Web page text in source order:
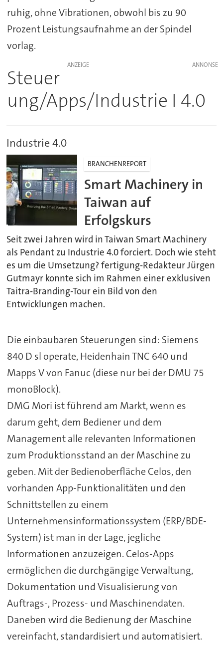
ruhig, ohne Vibrationen, obwohl bis zu 90
Prozent Leistungsaufnahme an der Spindel
vorlag.
ANZEIGE
Steuer
ung/Apps/Industrie I 4.0
Industrie 4.0
BRANCHENREPORT
Smart Machinery in
Taiwan auf
Erfolgskurs
Seit zwei Jahren wird in Taiwan Smart Machinery
als Pendant zu Industrie 4.0 forciert. Doch wie steht
es um die Umsetzung? fertigung-Redakteur Jürgen
Gutmayr konnte sich im Rahmen einer exklusiven
Taitra-Branding-Tour ein Bild von den
Entwicklungen machen.
Die einbaubaren Steuerungen sind: Siemens
840 D sl operate, Heidenhain TNC 640 und
Mapps V von Fanuc (diese nur bei der DMU 75
monoBlock).
DMG Mori ist führend am Markt, wenn es
darum geht, dem Bediener und dem
Management alle relevanten Informationen
zum Produktionsstand an der Maschine zu
geben. Mit der Bedienoberfläche Celos, den
vorhanden App-Funktionalitäten und den
Schnittstellen zu einem
Unternehmensinformationssystem (ERP/BDE-
System) ist man in der Lage, jegliche
Informationen anzuzeigen. Celos-Apps
ermöglichen die durchgängige Verwaltung,
Dokumentation und Visualisierung von
Auftrags-, Prozess- und Maschinendaten.
Daneben wird die Bedienung der Maschine
vereinfacht, standardisiert und automatisiert.